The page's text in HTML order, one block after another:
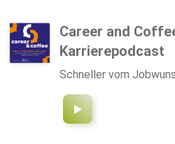
Career and
Karrierepodcast
Schneller vom